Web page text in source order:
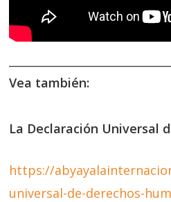
Vea también:
La Declaración Universal
https://
universal-de-derechos-